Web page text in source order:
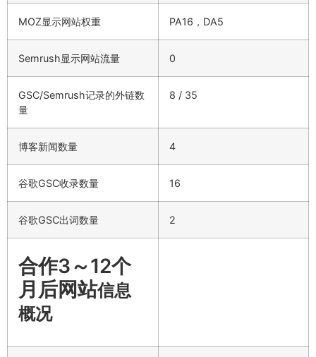
MOZ显示网站权重 PA16，DA5
Semrush显示网站流量 0
GSC/Semrush记录的外链数
量
8 / 35
博客新闻数量 4
谷歌GSC收录数量 16
谷歌GSC出词数量 2
合作3～12个
月后网站信息
概况